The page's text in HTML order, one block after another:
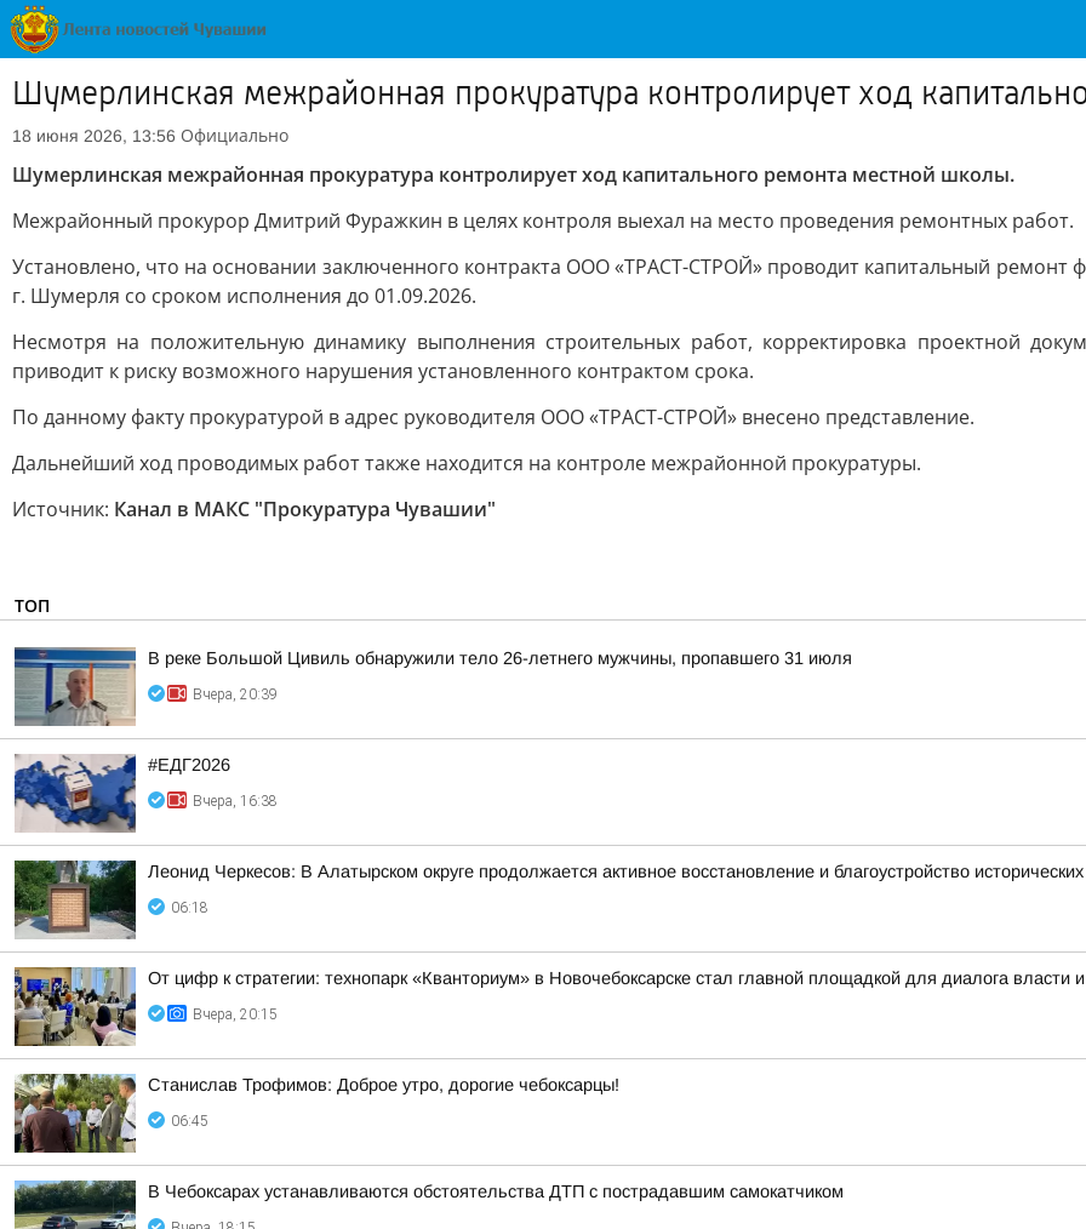
Шумерлинская межрайонная прокуратура контролирует ход
18 июня 2026, 13:56 Официально
Шумерлинская межрайонная прокуратура контролирует ход капитального ремонта местной школы.
Межрайонный прокурор Дмитрий Фуражкин в целях контроля выехал на место проведения ремонтных работ.
Установлено, что на основании заключенного контракта ООО «ТРАСТ-СТРОЙ» проводит капитальный
г. Шумерля со сроком исполнения до 01.09.2026.
Несмотря на положительную динамику выполнения строительных работ, корректировка проектной
приводит к риску возможного нарушения установленного контрактом срока.
По данному факту прокуратурой в адрес руководителя ООО «ТРАСТ-СТРОЙ» внесено представление.
Дальнейший ход проводимых работ также находится на контроле межрайонной прокуратуры.
Источник: Канал в МАКС "Прокуратура Чувашии"
ТОП
В реке Большой Цивиль обнаружили тело 26-летнего мужчины, пропавшего 31 июля
Вчера, 20:39
#ЕДГ2026
Вчера, 16:38
Леонид Черкесов: В Алатырском округе продолжается активное восстановление и благоустройство
06:18
От цифр к стратегии: технопарк «Кванториум» в Новочебоксарске стал главной площадкой для диалога власти
Вчера, 20:15
Станислав Трофимов: Доброе утро, дорогие чебоксарцы!
06:45
В Чебоксарах устанавливаются обстоятельства ДТП с пострадавшим самокатчиком